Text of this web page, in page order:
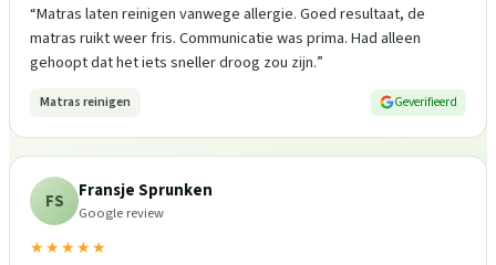
“Matras laten reinigen vanwege allergie. Goed resultaat, de
matras ruikt weer fris. Communicatie was prima. Had alleen
gehoopt dat het iets sneller droog zou zijn.”
Matras reinigen Geverifieerd
FS Fransje Sprunken
Google review
★★★★★